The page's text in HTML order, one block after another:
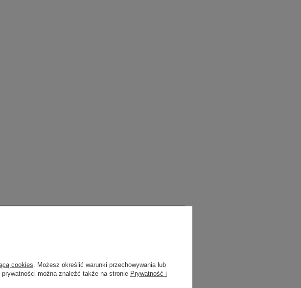
cookies . Możesz określić warunki przechowywania lub
można znaleźć także na stronie Prywatność i